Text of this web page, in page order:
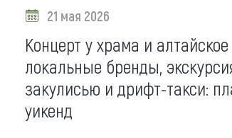
21 мая 2026
Концерт у храма и
локальные бренды,
закулисью и дрифт-такси:
уикенд